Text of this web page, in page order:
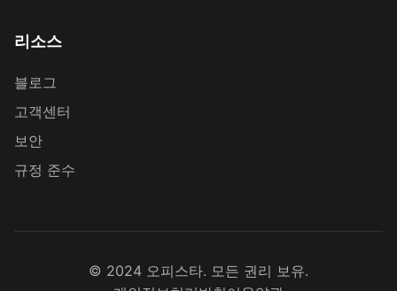
리소스
블로그
고객센터
보안
규정 준수
© 2024 오피스타. 모든 권리 보유.